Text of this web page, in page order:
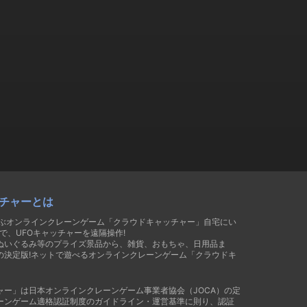
ャーとは
オンラインクレーンゲーム「クラウドキャッチャー」自宅にい
、UFOキャッチャーを遠隔操作!
いぐるみ等のプライズ景品から、雑貨、おもちゃ、日用品ま
決定版!ネットで遊べるオンラインクレーンゲーム「クラウドキ
ー」は日本オンラインクレーンゲーム事業者協会（JOCA）の定
ンゲーム適格認証制度のガイドライン・運営基準に則り、認証